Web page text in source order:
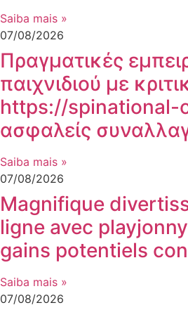
Saiba mais »
07/08/2026
Πραγματικές
παιχνιδιού με
https://spinational-
ασφαλείς
Saiba mais »
07/08/2026
Magnifique
ligne avec
gains potentiels
Saiba mais »
07/08/2026